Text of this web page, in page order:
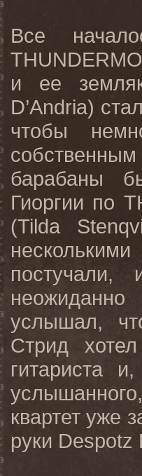
Все
и ее
D’Andria)
чтобы
барабаны
Гиоргии по
(Tilda
услышал,
Стрид
гитариста
квартет уже
руки Despotz